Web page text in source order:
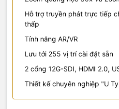
Hỗ trợ truyền phát trực tiếp
thấp
Tính năng AR/VR
Lưu tới 255 vị trí cài đặt sẵn
2 cổng 12G-SDI, HDMI 2.0,
Thiết kế chuyên nghiệp "U